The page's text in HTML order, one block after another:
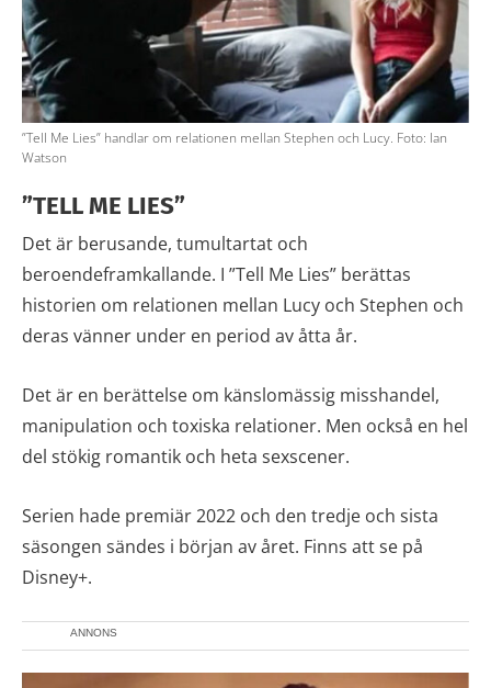
”Tell Me Lies” handlar om relationen mellan Stephen och Lucy. Foto: Ian
Watson
”TELL ME LIES”
Det är berusande, tumultartat och
beroendeframkallande. I ”Tell Me Lies” berättas
historien om relationen mellan Lucy och Stephen och
deras vänner under en period av åtta år.
Det är en berättelse om känslomässig misshandel,
manipulation och toxiska relationer. Men också en hel
del stökig romantik och heta sexscener.
Serien hade premiär 2022 och den tredje och sista
säsongen sändes i början av året. Finns att se på
Disney+.
ANNONS